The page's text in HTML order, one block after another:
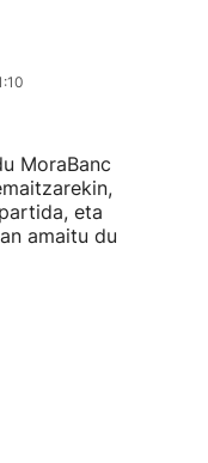
MoraBanc
eta
amaitu du